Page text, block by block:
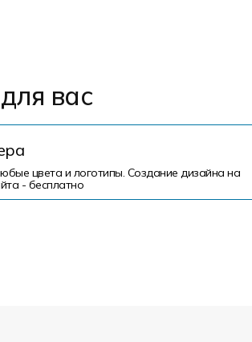
вас
цвета и логотипы. Создание дизайна на
- бесплатно